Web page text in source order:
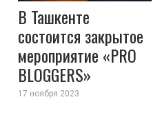
В Ташкенте
состоится закрытое
мероприятие «PRO
BLOGGERS»
17 ноября 2023